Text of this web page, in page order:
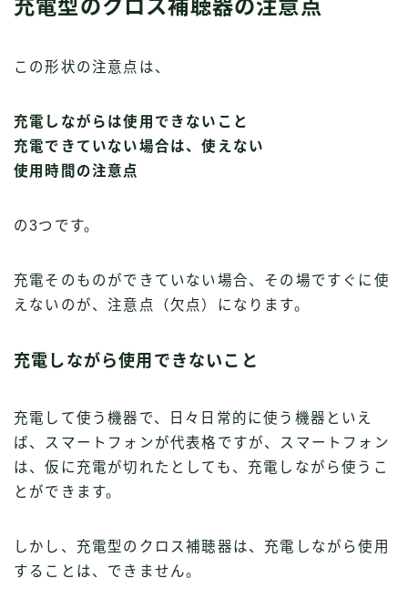
充電型のクロス補聴器の注意点
この形状の注意点は、
充電しながらは使用できないこと
充電できていない場合は、使えない
使用時間の注意点
の3つです。
充電そのものができていない場合、その場ですぐに使
えないのが、注意点（欠点）になります。
充電しながら使用できないこと
充電して使う機器で、日々日常的に使う機器といえ
ば、スマートフォンが代表格ですが、スマートフォン
は、仮に充電が切れたとしても、充電しながら使うこ
とができます。
しかし、充電型のクロス補聴器は、充電しながら使用
することは、できません。